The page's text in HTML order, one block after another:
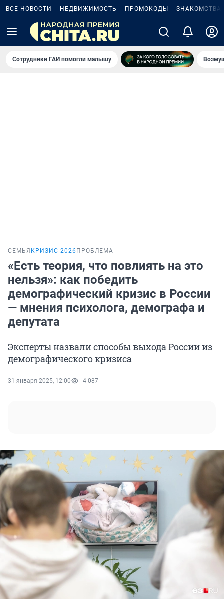
ВСЕ НОВОСТИ НЕДВИЖИМОСТЬ ПРОМОКОДЫ ЗНАКОМСТВА
Сотрудники ГАИ помогли малышу
СЕМЬЯ КРИЗИС-2026 ПРОБЛЕМА
«Есть теория, что повлиять на это
нельзя»: как победить
демографический кризис в России
— мнения психолога, демографа и
депутата
Эксперты назвали способы выхода России из
демографического кризиса
31 января 2025, 12:00 4 087